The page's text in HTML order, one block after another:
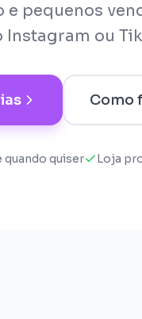
pequenos
ou
Como
quando quiser Loja